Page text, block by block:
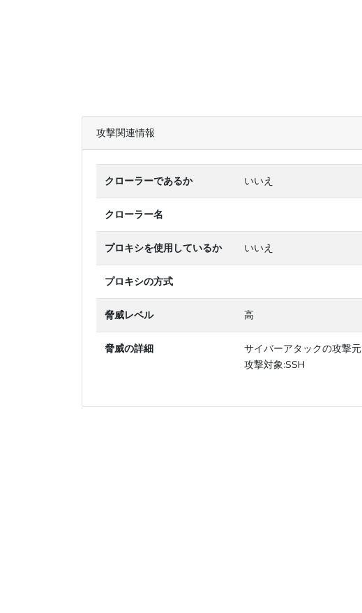
攻撃関連情報
クローラーであるか いいえ
クローラー名
プロキシを使用しているか いいえ
プロキシの方式
脅威レベル 高
脅威の詳細
サイバーアタックの攻撃元
攻撃対象:SSH